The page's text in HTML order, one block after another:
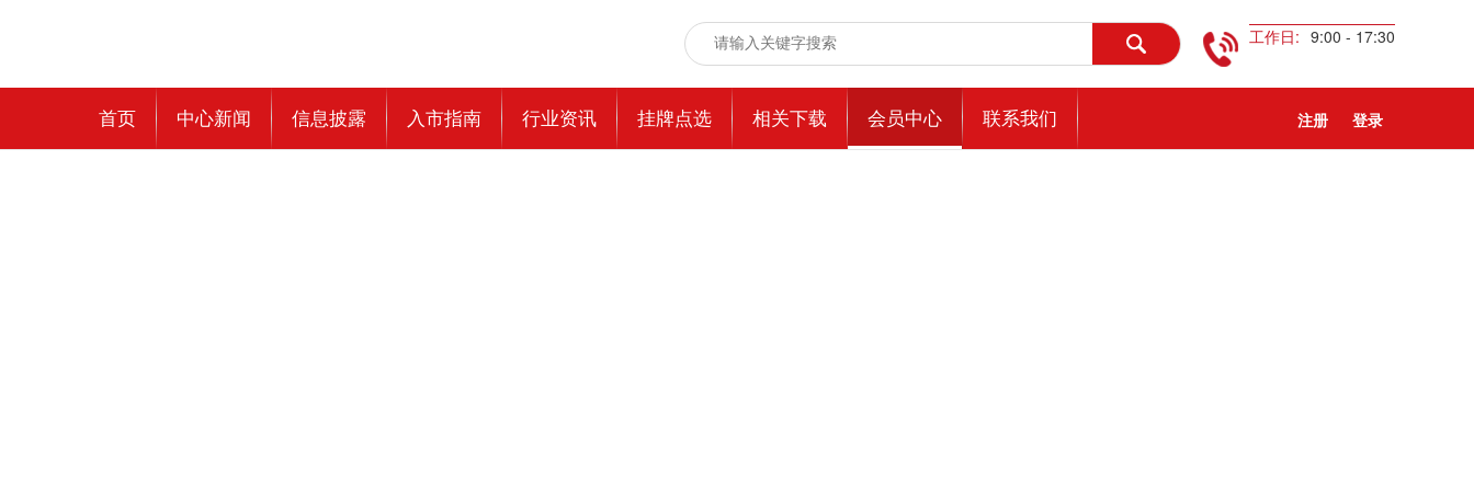
工作日: 9:00 - 17:30
首页 中心新闻 信息披露 入市指南 行业资讯 挂牌点选 相关下载 会员中心 联系我们 注册 登录